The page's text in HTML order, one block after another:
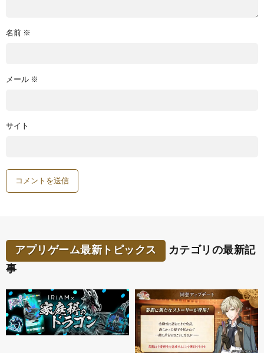
名前 ※
メール ※
サイト
アプリゲーム最新トピックス
カテゴリの最新記
事